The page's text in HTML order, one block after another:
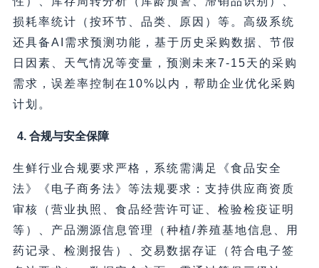
损耗率统计（按环节、品类、原因）等。高级系统
还具备AI需求预测功能，基于历史采购数据、节假
日因素、天气情况等变量，预测未来7-15天的采购
需求，误差率控制在10%以内，帮助企业优化采购
计划。
4. 合规与安全保障
生鲜行业合规要求严格，系统需满足《食品安全
法》《电子商务法》等法规要求：支持供应商资质
审核（营业执照、食品经营许可证、检验检疫证明
等）、产品溯源信息管理（种植/养殖基地信息、用
药记录、检测报告）、交易数据存证（符合电子签